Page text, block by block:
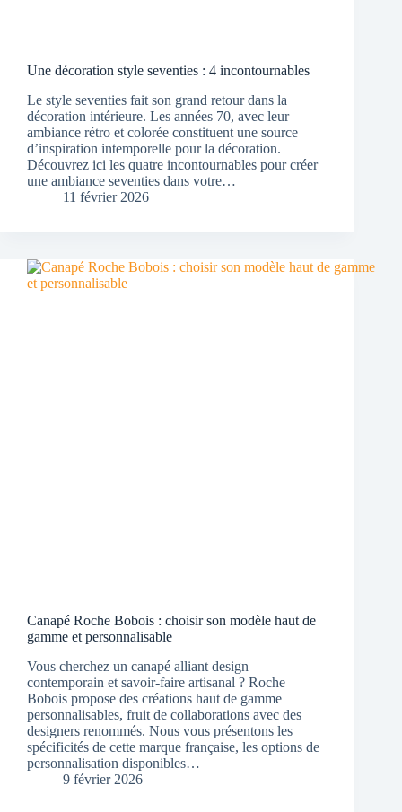
Une décoration style seventies : 4 incontournables
Le style seventies fait son grand retour dans la
décoration intérieure. Les années 70, avec leur
ambiance rétro et colorée constituent une source
d’inspiration intemporelle pour la décoration.
Découvrez ici les quatre incontournables pour créer
une ambiance seventies dans votre…
11 février 2026
Canapé Roche Bobois : choisir son modèle haut de
gamme et personnalisable
Vous cherchez un canapé alliant design
contemporain et savoir-faire artisanal ? Roche
Bobois propose des créations haut de gamme
personnalisables, fruit de collaborations avec des
designers renommés. Nous vous présentons les
spécificités de cette marque française, les options de
personnalisation disponibles…
9 février 2026